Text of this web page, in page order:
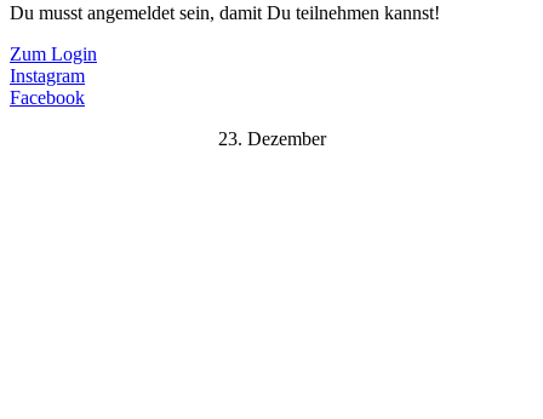
Du musst angemeldet sein, damit Du teilnehmen kannst!
Zum Login
Instagram
Facebook
23. Dezember